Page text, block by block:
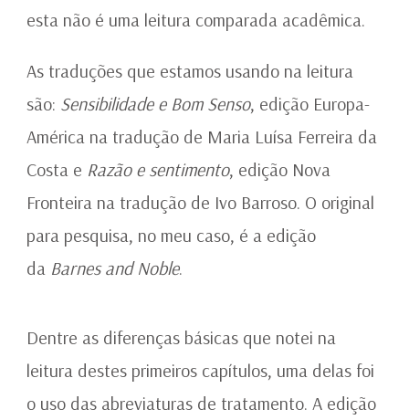
esta não é uma leitura comparada acadêmica.
As traduções que estamos usando na leitura
são: Sensibilidade e Bom Senso, edição Europa-
América na tradução de Maria Luísa Ferreira da
Costa e Razão e sentimento, edição Nova
Fronteira na tradução de Ivo Barroso. O original
para pesquisa, no meu caso, é a edição
da Barnes and Noble.
Dentre as diferenças básicas que notei na
leitura destes primeiros capítulos, uma delas foi
o uso das abreviaturas de tratamento. A edição